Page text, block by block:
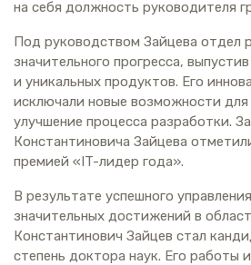
на себя должность руководителя
Под руководством Зайцева отдел
значительного прогресса,
и уникальных продуктов. Его
исключали новые возможности для
улучшение процесса разработки.
Константиновича Зайцева
премией «IT-лидер года».
В результате успешного
значительных достижений в
Константинович Зайцев стал
степень доктора наук. Его работы